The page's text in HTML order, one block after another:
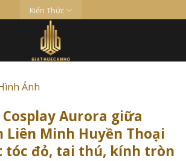
Kiến Thức
Ảnh
Cosplay Aurora giữa
Liên Minh Huyền Thoại
tóc đỏ, tai thú, kính tròn